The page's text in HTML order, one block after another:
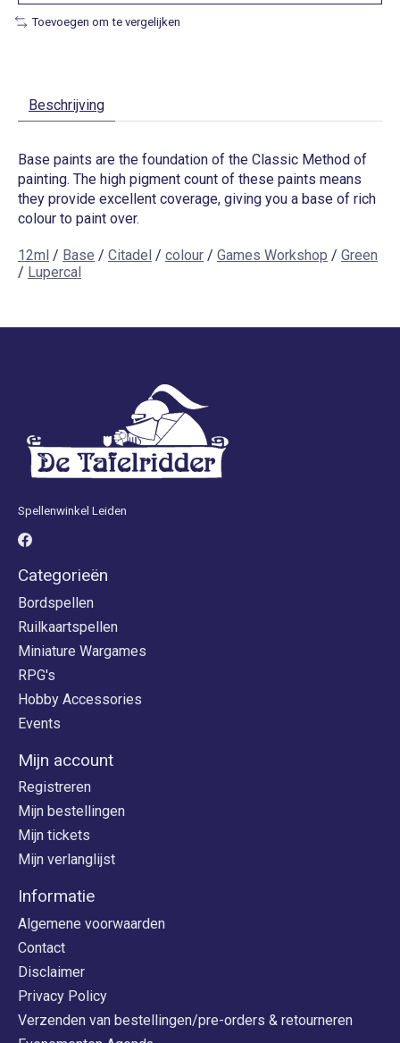
Toevoegen om te vergelijken
Beschrijving
Base paints are the foundation of the Classic Method of
painting. The high pigment count of these paints means
they provide excellent coverage, giving you a base of rich
colour to paint over.
12ml / Base / Citadel / colour / Games Workshop / Green
/ Lupercal
Spellenwinkel Leiden
Categorieën
Bordspellen
Ruilkaartspellen
Miniature Wargames
RPG's
Hobby Accessories
Events
Mijn account
Registreren
Mijn bestellingen
Mijn tickets
Mijn verlanglijst
Informatie
Algemene voorwaarden
Contact
Disclaimer
Privacy Policy
Verzenden van bestellingen/pre-orders & retourneren